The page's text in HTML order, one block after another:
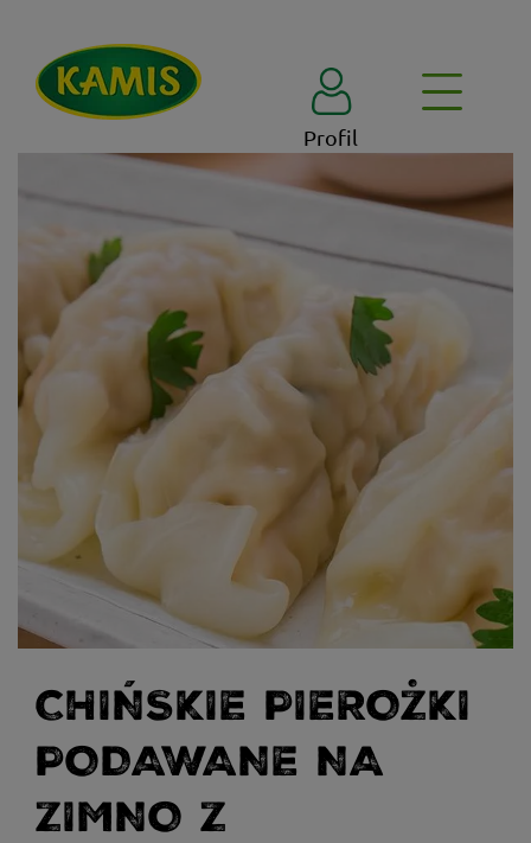
Profil
CHIŃSKIE PIEROŻKI
PODAWANE NA
ZIMNO Z